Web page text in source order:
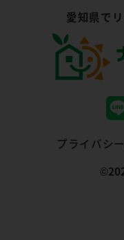
愛知県で
プライバシ